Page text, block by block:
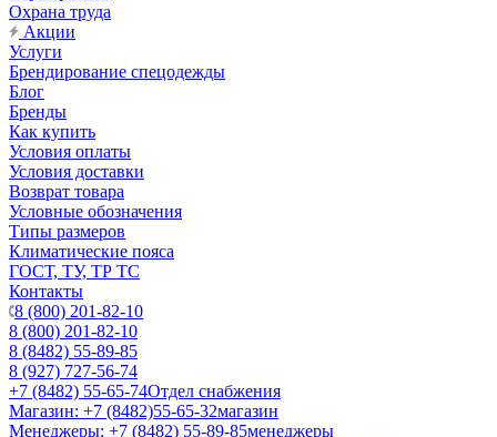
Охрана труда
Акции
Услуги
Брендирование спецодежды
Блог
Бренды
Как купить
Условия оплаты
Условия доставки
Возврат товара
Условные обозначения
Типы размеров
Климатические пояса
ГОСТ, ТУ, ТР ТС
Контакты
8 (800) 201-82-10
8 (800) 201-82-10
8 (8482) 55-89-85
8 (927) 727-56-74
+7 (8482) 55-65-74Отдел снабжения
Магазин: +7 (8482)55-65-32магазин
Менеджеры: +7 (8482) 55-89-85менеджеры